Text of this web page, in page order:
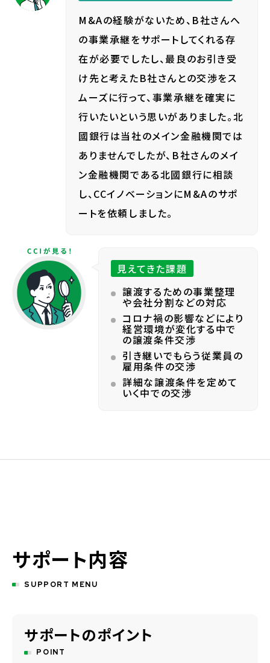
M&Aの経験がないため、B社さんへ
の事業承継をサポートしてくれる存
在が必要でしたし、最良のお引き受
け先と考えたB社さんとの交渉をス
ムーズに行って、事業承継を確実に
行いたいという思いがありました。北
國銀行は当社のメイン金融機関では
ありませんでしたが、B社さんのメイ
ン金融機関である北國銀行に相談
し、CCイノベーションにM&Aのサポ
ートを依頼しました。
見えてきた課題
譲渡するための事業整理
や会社分割などの対応
コロナ禍の影響などにより
経営環境が変化する中で
の譲渡条件交渉
引き継いでもらう従業員の
雇用条件の交渉
詳細な譲渡条件を定めて
いく中での交渉
サポート内容
SUPPORT MENU
サポートのポイント
POINT